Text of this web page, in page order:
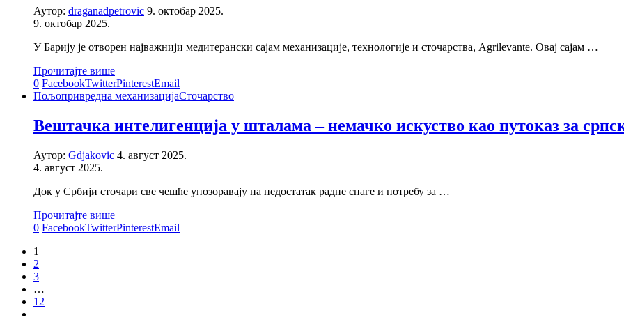
Аутор: draganadpetrovic 9. октобар 2025.
9. октобар 2025.
У Барију је отворен најважнији медитерански сајам механизације, технологије и сточарства, Agrilevante. Овај сајам …
Прочитајте више
0 FacebookTwitterPinterestEmail
Пољопривредна механизацијаСточарство
Вештачка интелигенција у шталама – немачко искуство као путоказ за
Аутор: Gdjakovic 4. август 2025.
4. август 2025.
Док у Србији сточари све чешће упозоравају на недостатак радне снаге и потребу за …
Прочитајте више
0 FacebookTwitterPinterestEmail
1
2
3
…
12